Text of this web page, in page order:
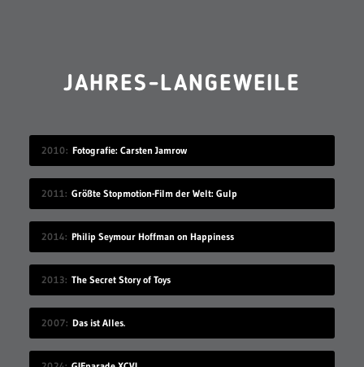
JAHRES-LANGEWEILE
2010 Fotografie: Carsten Jamrow
2011 Größte Stopmotion-Film der Welt: Gulp
2014 Philip Seymour Hoffman on Happiness
2013 The Secret Story of Toys
2007 Das ist Alles.